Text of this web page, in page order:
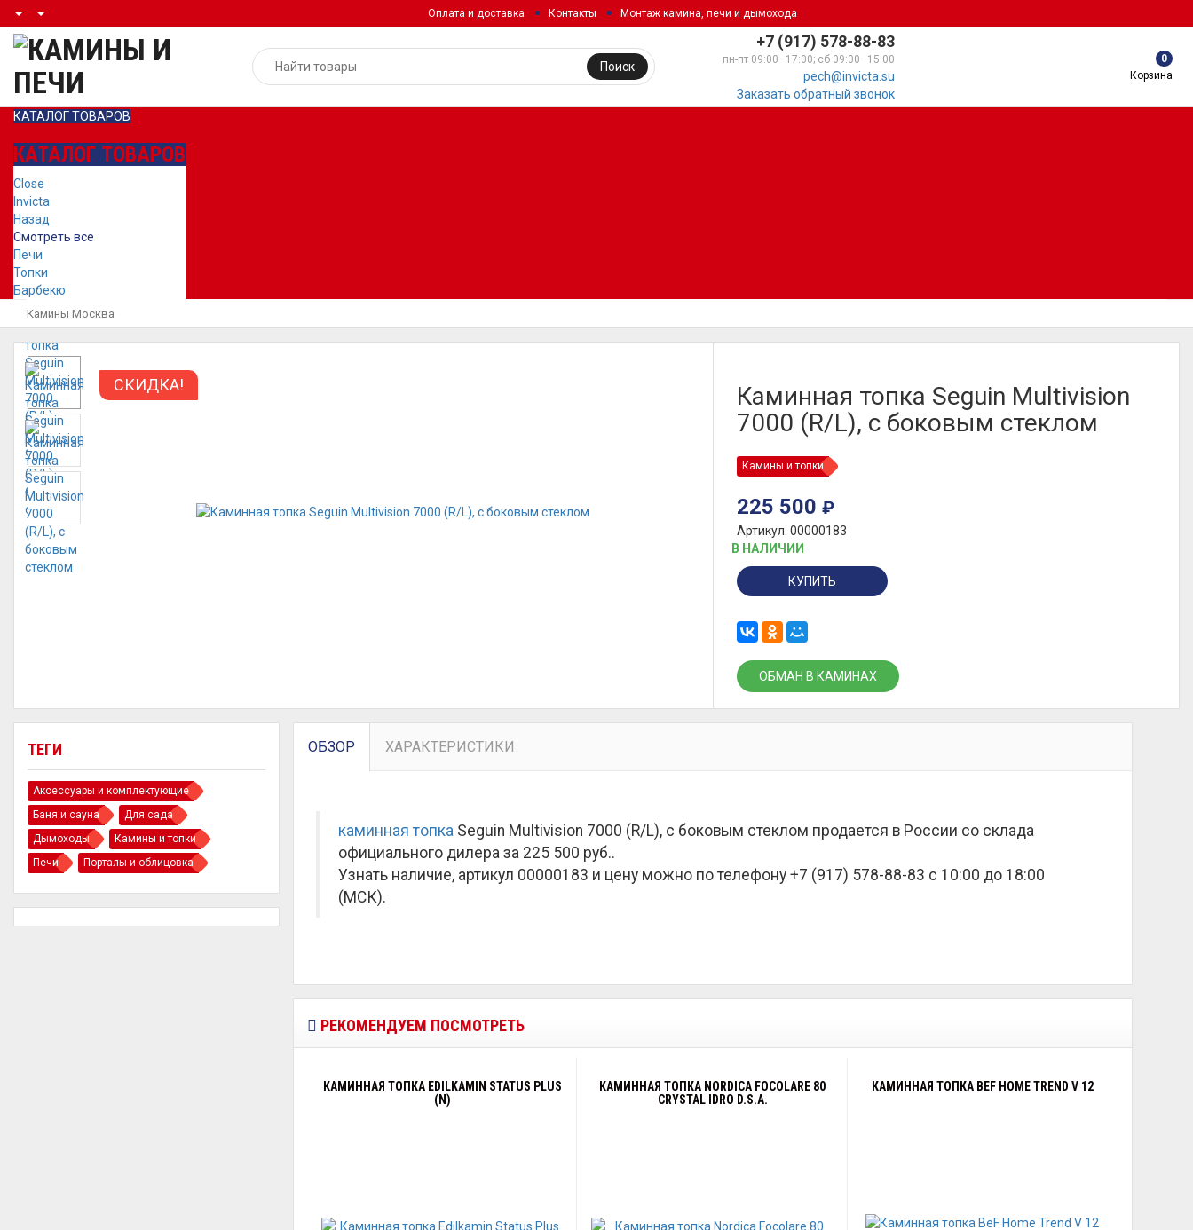
Оплата и доставка Контакты Монтаж камина, печи и дымохода
+7 (917) 578-88-83
пн-пт 09:00–17:00; сб 09:00–15:00
pech@invicta.su
Заказать обратный звонок
Поиск
0
Корзина
КАТАЛОГ ТОВАРОВ
КАТАЛОГ ТОВАРОВ
Close
Invicta
Назад
Смотреть все
Печи
Топки
Барбекю
Камины Москва
СКИДКА!
Каминная топка Seguin Multivision
7000 (R/L), с боковым стеклом
Камины и топки
225 500₽
Артикул: 00000183
В НАЛИЧИИ
КУПИТЬ
ОБМАН В КАМИНАХ
ТЕГИ
Аксессуары и комплектующие
Баня и сауна
Для сада
Дымоходы
Камины и топки
Печи
Порталы и облицовка
ОБЗОР ХАРАКТЕРИСТИКИ
каминная топка Seguin Multivision 7000 (R/L), с боковым стеклом продается в России со склада
официального дилера за 225 500 руб..
Узнать наличие, артикул 00000183 и цену можно по телефону +7 (917) 578-88-83 с 10:00 до 18:00
(МСК).
РЕКОМЕНДУЕМ ПОСМОТРЕТЬ
КАМИННАЯ ТОПКА EDILKAMIN STATUS PLUS
(N)
КАМИННАЯ ТОПКА NORDICA FOCOLARE 80
CRYSTAL IDRO D.S.A.
КАМИННАЯ ТОПКА BEF HOME TREND V 12